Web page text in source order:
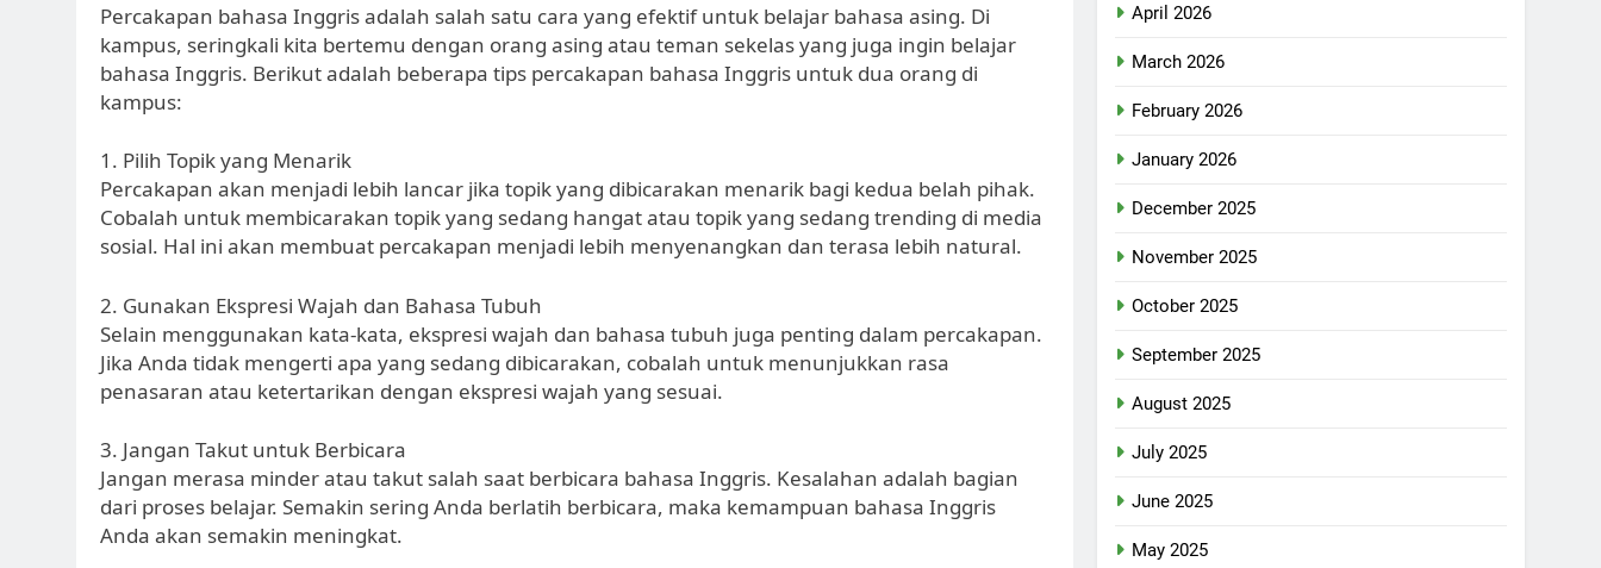
Percakapan bahasa Inggris adalah salah satu cara yang efektif untuk belajar bahasa asing. Di
kampus, seringkali kita bertemu dengan orang asing atau teman sekelas yang juga ingin belajar
bahasa Inggris. Berikut adalah beberapa tips percakapan bahasa Inggris untuk dua orang di
kampus:
1. Pilih Topik yang Menarik
Percakapan akan menjadi lebih lancar jika topik yang dibicarakan menarik bagi kedua belah pihak.
Cobalah untuk membicarakan topik yang sedang hangat atau topik yang sedang trending di media
sosial. Hal ini akan membuat percakapan menjadi lebih menyenangkan dan terasa lebih natural.
2. Gunakan Ekspresi Wajah dan Bahasa Tubuh
Selain menggunakan kata-kata, ekspresi wajah dan bahasa tubuh juga penting dalam percakapan.
Jika Anda tidak mengerti apa yang sedang dibicarakan, cobalah untuk menunjukkan rasa
penasaran atau ketertarikan dengan ekspresi wajah yang sesuai.
3. Jangan Takut untuk Berbicara
Jangan merasa minder atau takut salah saat berbicara bahasa Inggris. Kesalahan adalah bagian
dari proses belajar. Semakin sering Anda berlatih berbicara, maka kemampuan bahasa Inggris
Anda akan semakin meningkat.
April 2026
March 2026
February 2026
January 2026
December 2025
November 2025
October 2025
September 2025
August 2025
July 2025
June 2025
May 2025